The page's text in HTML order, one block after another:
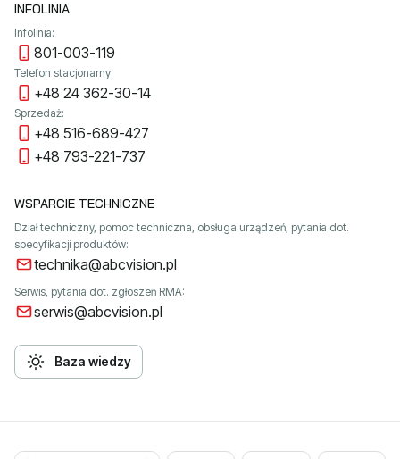
INFOLINIA
Infolinia:
801-003-119
Telefon stacjonarny:
+48 24 362-30-14
Sprzedaż:
+48 516-689-427
+48 793-221-737
WSPARCIE TECHNICZNE
Dział techniczny, pomoc techniczna, obsługa urządzeń, pytania dot.
specyfikacji produktów:
technika@abcvision.pl
Serwis, pytania dot. zgłoszeń RMA:
serwis@abcvision.pl
Baza wiedzy